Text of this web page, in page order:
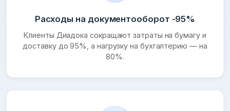
Расходы на документооборот -95%
Клиенты Диадока сокращают затраты на бумагу и
доставку до 95%, а нагрузку на бухгалтерию — на
80%.